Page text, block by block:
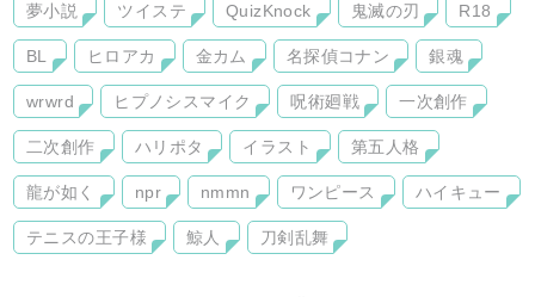
夢小説 ツイステ QuizKnock 鬼滅の刃 R18
BL ヒロアカ 金カム 名探偵コナン 銀魂
wrwrd ヒプノシスマイク 呪術廻戦 一次創作
二次創作 ハリポタ イラスト 第五人格
龍が如く npr nmmn ワンピース ハイキュー
テニスの王子様 鯨人 刀剣乱舞